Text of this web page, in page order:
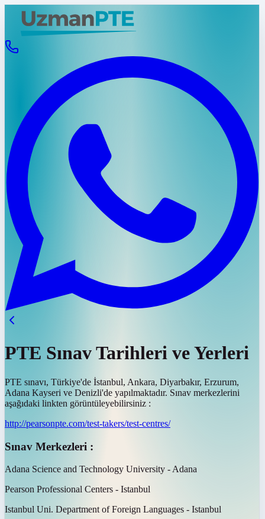
PTE Sınav Tarihleri ve Yerleri
PTE sınavı, Türkiye'de İstanbul, Ankara, Diyarbakır, Erzurum,
Adana Kayseri ve Denizli'de yapılmaktadır. Sınav merkezlerini
aşağıdaki linkten görüntüleyebilirsiniz :
http://pearsonpte.com/test-takers/test-centres/
Sınav Merkezleri :
Adana Science and Technology University - Adana
Pearson Professional Centers - Istanbul
Istanbul Uni. Department of Foreign Languages - Istanbul